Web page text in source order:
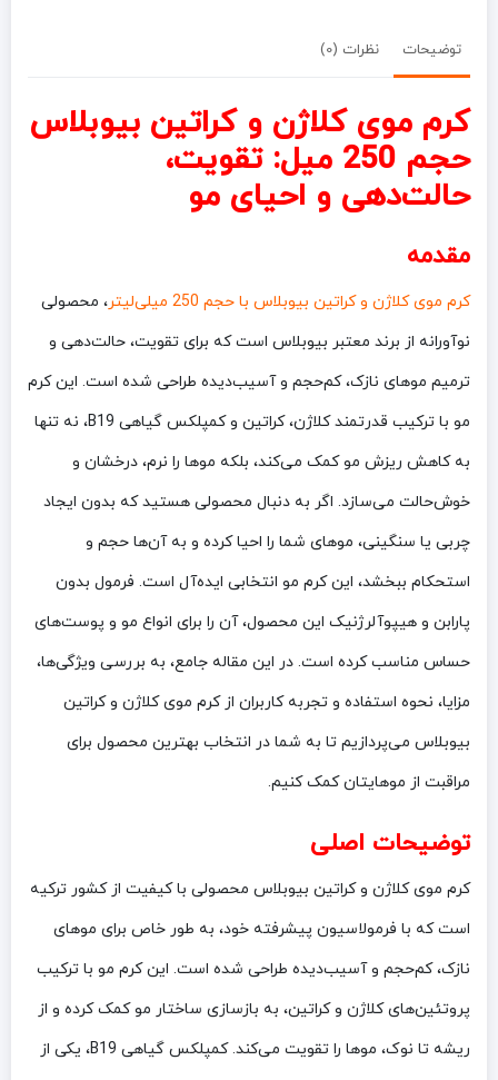
توضیحات نظرات (0)
کرم موی کلاژن و کراتین بیوبلاس
حجم 250 میل: تقویت،
حالت‌دهی و احیای مو
مقدمه
کرم موی کلاژن و کراتین بیوبلاس با حجم 250 میلی‌لیتر
، محصولی
نوآورانه از برند معتبر بیوبلاس است که برای تقویت، حالت‌دهی و
ترمیم موهای نازک، کم‌حجم و آسیب‌دیده طراحی شده است. این کرم
مو با ترکیب قدرتمند کلاژن، کراتین و کمپلکس گیاهی B19، نه تنها
به کاهش ریزش مو کمک می‌کند، بلکه موها را نرم، درخشان و
خوش‌حالت می‌سازد. اگر به دنبال محصولی هستید که بدون ایجاد
چربی یا سنگینی، موهای شما را احیا کرده و به آن‌ها حجم و
استحکام ببخشد، این کرم مو انتخابی ایده‌آل است. فرمول بدون
پارابن و هیپوآلرژنیک این محصول، آن را برای انواع مو و پوست‌های
حساس مناسب کرده است. در این مقاله جامع، به بررسی ویژگی‌ها،
مزایا، نحوه استفاده و تجربه کاربران از کرم موی کلاژن و کراتین
بیوبلاس می‌پردازیم تا به شما در انتخاب بهترین محصول برای
مراقبت از موهایتان کمک کنیم.
توضیحات اصلی
کرم موی کلاژن و کراتین بیوبلاس محصولی با کیفیت از کشور ترکیه
است که با فرمولاسیون پیشرفته خود، به طور خاص برای موهای
نازک، کم‌حجم و آسیب‌دیده طراحی شده است. این کرم مو با ترکیب
پروتئین‌های کلاژن و کراتین، به بازسازی ساختار مو کمک کرده و از
ریشه تا نوک، موها را تقویت می‌کند. کمپلکس گیاهی B19، یکی از